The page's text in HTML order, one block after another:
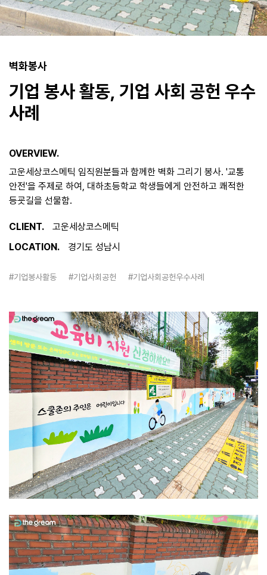
벽화봉사
기업 봉사 활동, 기업 사회 공헌 우수
사례
OVERVIEW.
고운세상코스메틱 임직원분들과 함께한 벽화 그리기 봉사. '교통
안전'을 주제로 하여, 대하초등학교 학생들에게 안전하고 쾌적한
등굣길을 선물함.
CLIENT.
고운세상코스메틱
LOCATION.
경기도 성남시
#기업봉사활동 #기업사회공헌 #기업사회공헌우수사례